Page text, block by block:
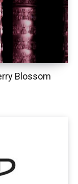
Blossom